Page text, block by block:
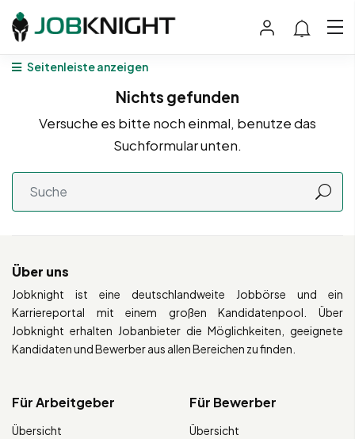
Seitenleiste anzeigen
Nichts gefunden
Versuche es bitte noch einmal, benutze das
Suchformular unten.
Über uns
Jobknight ist eine deutschlandweite Jobbörse und ein
Karriereportal mit einem großen Kandidatenpool. Über
Jobknight erhalten Jobanbieter die Möglichkeiten, geeignete
Kandidaten und Bewerber aus allen Bereichen zu finden.
Für Arbeitgeber
Übersicht
Für Bewerber
Übersicht